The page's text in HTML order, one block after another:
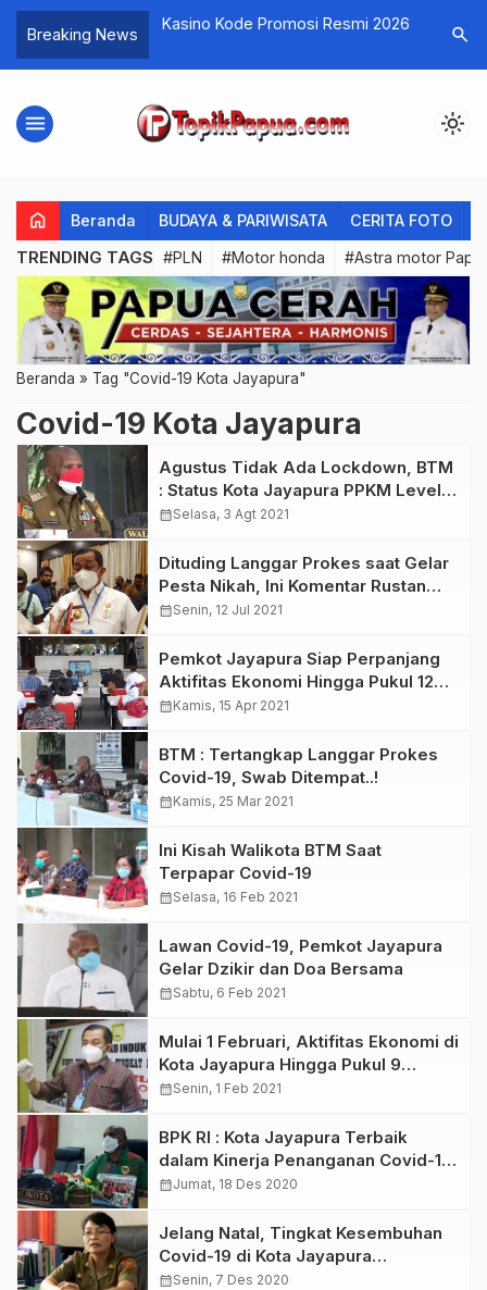
Breaking News
Tewas
Kasino Kode Promosi Resmi 2026 search
menu light_mode
home Beranda BUDAYA & PARIWISATA CERITA FOTO
TRENDING TAGS #PLN #Motor honda #Astra motor
Beranda » Tag "Covid-19 Kota Jayapura"
Covid-19 Kota Jayapura
Agustus Tidak Ada Lockdown, BTM
: Status Kota Jayapura PPKM Level
IV
calendar_monthSelasa, 3 Agt 2021
Dituding Langgar Prokes saat Gelar
Pesta Nikah, Ini Komentar Rustan
Saru
calendar_monthSenin, 12 Jul 2021
Pemkot Jayapura Siap Perpanjang
Aktifitas Ekonomi Hingga Pukul 12
Malam
calendar_monthKamis, 15 Apr 2021
BTM : Tertangkap Langgar Prokes
Covid-19, Swab Ditempat..!
calendar_monthKamis, 25 Mar 2021
Ini Kisah Walikota BTM Saat
Terpapar Covid-19
calendar_monthSelasa, 16 Feb 2021
Lawan Covid-19, Pemkot Jayapura
Gelar Dzikir dan Doa Bersama
calendar_monthSabtu, 6 Feb 2021
Mulai 1 Februari, Aktifitas Ekonomi di
Kota Jayapura Hingga Pukul 9
Malam
calendar_monthSenin, 1 Feb 2021
BPK RI : Kota Jayapura Terbaik
dalam Kinerja Penanganan Covid-19
di Papua
calendar_monthJumat, 18 Des 2020
Jelang Natal, Tingkat Kesembuhan
Covid-19 di Kota Jayapura
Meningkat Drastis
calendar_monthSenin, 7 Des 2020